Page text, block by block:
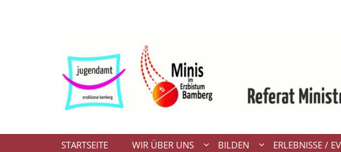
STARTSEITE WIR ÜBER UNS BILDEN ERLEBNISSE /